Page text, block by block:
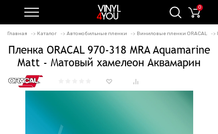
0
Главная Каталог Автомобильные пленки Виниловые пленки ORACAL
Пленка ORACAL 970-318 MRA Aquamarine
Matt - Матовый хамелеон Аквамарин